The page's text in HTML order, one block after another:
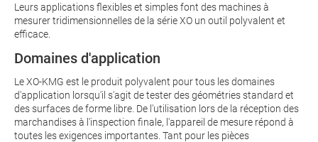
Leurs applications flexibles et simples font des machines à
mesurer tridimensionnelles de la série XO un outil polyvalent et
efficace.
Domaines d'application
Le XO-KMG est le produit polyvalent pour tous les domaines
d'application lorsqu'il s'agit de tester des géométries standard et
des surfaces de forme libre. De l'utilisation lors de la réception des
marchandises à l'inspection finale, l'appareil de mesure répond à
toutes les exigences importantes. Tant pour les pièces